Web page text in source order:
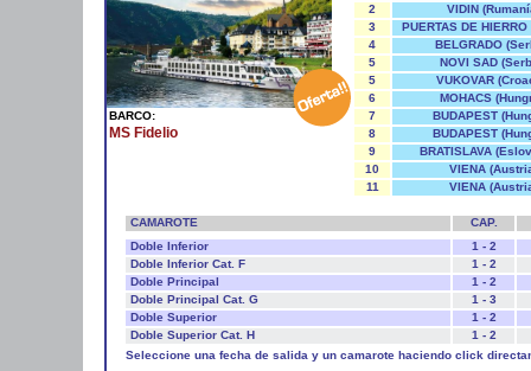
BARCO:
MS Fidelio
2
VIDIN
3
PUERTAS DE
4
BELGRADO
5
NOVI SAD
5
VUKOVAR
6
MOHACS
7
BUDAPEST
8
BUDAPEST
9
BRATISLAVA
10
VIENA
11
VIENA
CAMAROTE
CAP.
Doble Inferior
1 - 2
Doble Inferior Cat. F
1 - 2
Doble Principal
1 - 2
Doble Principal Cat. G
1 - 3
Doble Superior
1 - 2
Doble Superior Cat. H
1 - 2
Seleccione una fecha de salida y un camarote haciendo click